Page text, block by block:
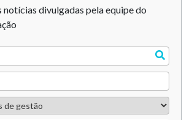
notícias divulgadas pela equipe do